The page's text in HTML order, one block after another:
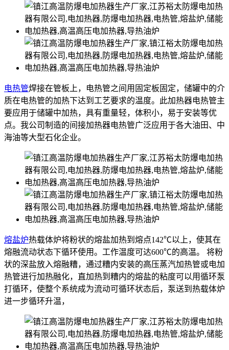
电热管焊接在管板上，电热管之间用固定板固定，储罐中的介
质在电热管的加热下达到工艺要求的温度。此加热器电热管主
要应用于储罐中加热，具有重量轻，体积小，易于安装等优
点。我公司制造的间接加热器电热管广泛应用于各大油田、中
海油等大型石化企业。
熔盐炉热载体炉将粉状的熔盐加热到熔点142℃以上，使其在
熔融流动状态下循环使用。工作温度可达600℃的高温。 将粉
状的深盐放入熔融糟，通过糟内安装的高压蒸汽加热管或电加
热管进行加热融化，直加热到糟内的熔盐的粘度可以用循环泵
打循环，使整个系统成为流动可循环状态后，泵送到热载体炉
进一步循环升温，